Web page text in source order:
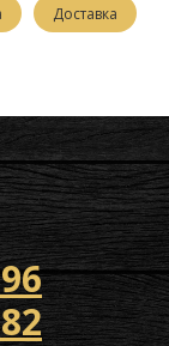
Доставка